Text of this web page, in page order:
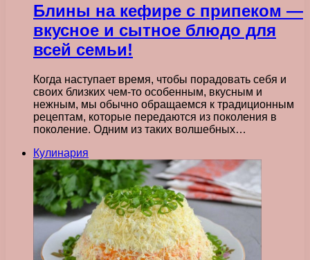
Блины на кефире с припеком —
вкусное и сытное блюдо для
всей семьи!
Когда наступает время, чтобы порадовать себя и
своих близких чем-то особенным, вкусным и
нежным, мы обычно обращаемся к традиционным
рецептам, которые передаются из поколения в
поколение. Одним из таких волшебных…
Кулинария